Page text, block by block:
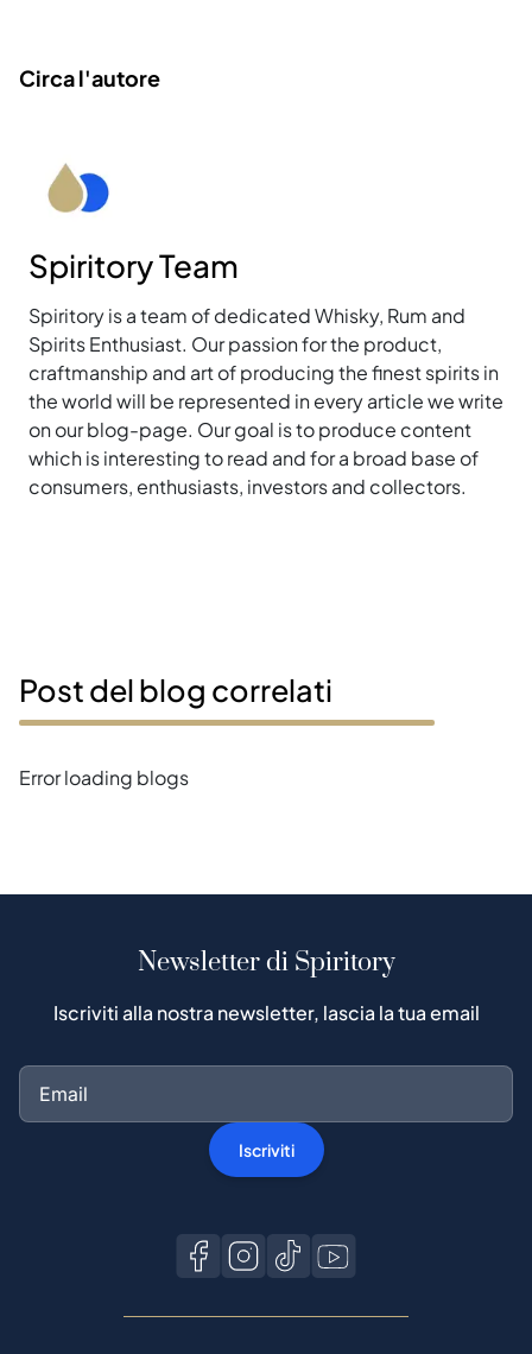
Circa l'autore
Spiritory Team
Spiritory is a team of dedicated Whisky, Rum and
Spirits Enthusiast. Our passion for the product,
craftmanship and art of producing the finest spirits in
the world will be represented in every article we write
on our blog-page. Our goal is to produce content
which is interesting to read and for a broad base of
consumers, enthusiasts, investors and collectors.
Post del blog correlati
Error loading blogs
Newsletter di Spiritory
Iscriviti alla nostra newsletter, lascia la tua email
Iscriviti